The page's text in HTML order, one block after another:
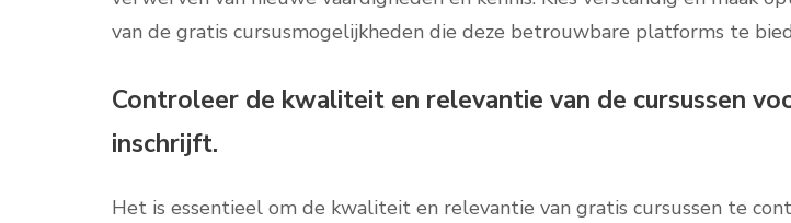
van de gratis cursusmogelijkheden die deze betrouwbare platforms te
Controleer de kwaliteit en relevantie van de cursussen
inschrijft.
Het is essentieel om de kwaliteit en relevantie van gratis cursussen te